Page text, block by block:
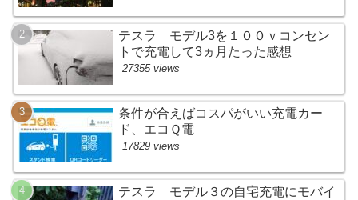
テスラ モデル3を１００ｖコンセン
トで充電して3ヵ月たった感想
27355 views
条件が合えばコスパがいい充電カー
ド、エコＱ電
17829 views
テスラ モデル３の自宅充電にモバイ